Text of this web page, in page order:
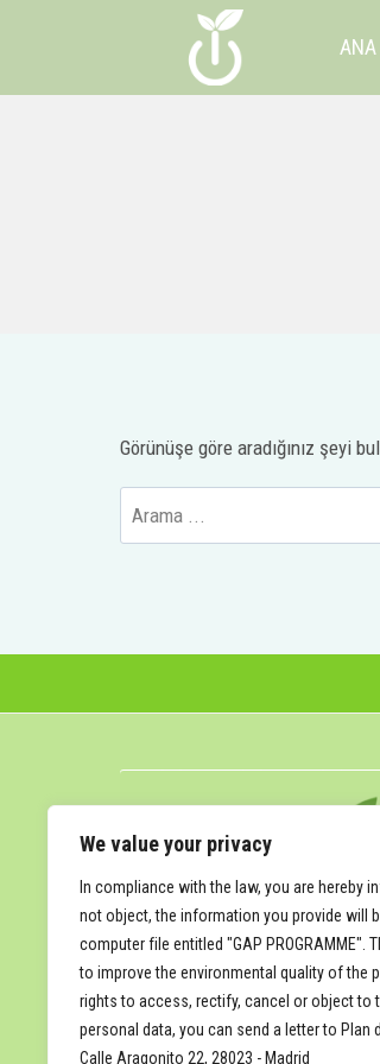
We value your privacy
In compliance with the law, you are hereby
not object, the information you provide will
computer file entitled "GAP PROGRAMME".
to improve the environmental quality of the
rights to access, rectify, cancel or object to
personal data, you can send a letter to Plan
Calle Aragonito 22, 28023 - Madrid
ANA
Görünüşe göre aradığınız şeyi
Arayın: